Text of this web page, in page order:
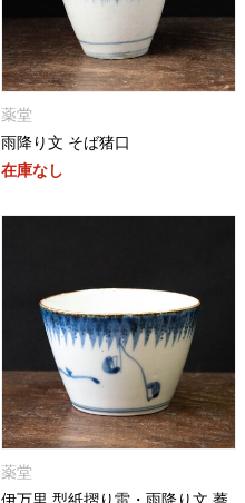
薬堂
雨降り文 そば猪口
在庫なし
薬堂